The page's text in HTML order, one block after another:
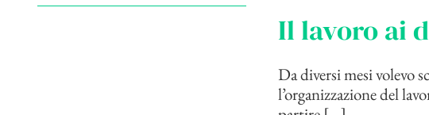
Il lavoro ai
Da diversi mesi volevo
l’organizzazione del